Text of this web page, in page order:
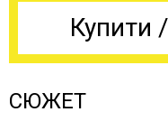
Купити
СЮЖЕТ